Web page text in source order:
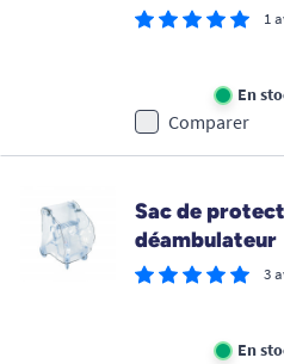
1
En
Comparer
Sac de
déambulateur
3
En